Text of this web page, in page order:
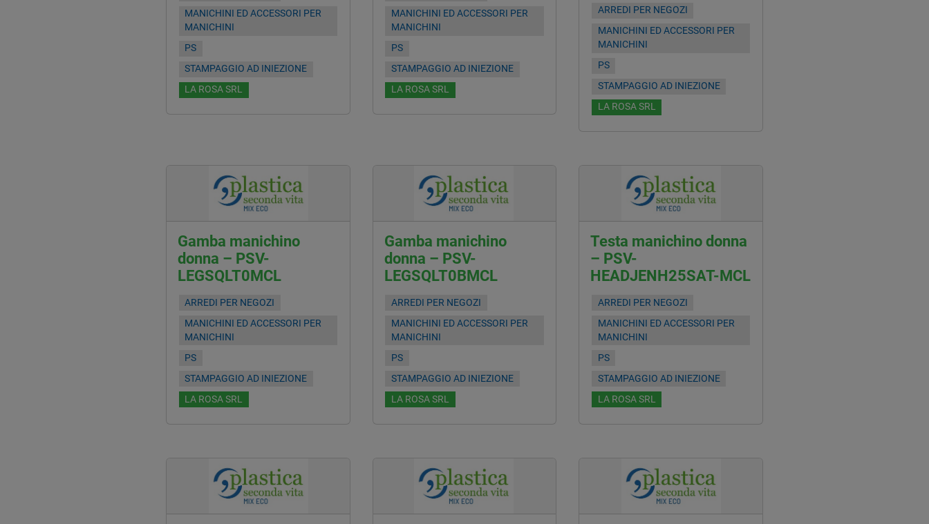
MANICHINI ED ACCESSORI PER
MANICHINI
PS
STAMPAGGIO AD INIEZIONE
LA ROSA SRL
MANICHINI ED ACCESSORI PER
MANICHINI
PS
STAMPAGGIO AD INIEZIONE
LA ROSA SRL
ARREDI PER NEGOZI
MANICHINI ED ACCESSORI PER
MANICHINI
PS
STAMPAGGIO AD INIEZIONE
LA ROSA SRL
Gamba manichino
donna – PSV-
LEGSQLT0MCL
ARREDI PER NEGOZI
MANICHINI ED ACCESSORI PER
MANICHINI
PS
STAMPAGGIO AD INIEZIONE
LA ROSA SRL
Gamba manichino
donna – PSV-
LEGSQLT0BMCL
ARREDI PER NEGOZI
MANICHINI ED ACCESSORI PER
MANICHINI
PS
STAMPAGGIO AD INIEZIONE
LA ROSA SRL
Testa manichino donna
– PSV-
HEADJENH25SAT-MCL
ARREDI PER NEGOZI
MANICHINI ED ACCESSORI PER
MANICHINI
PS
STAMPAGGIO AD INIEZIONE
LA ROSA SRL